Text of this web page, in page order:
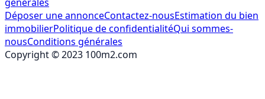
Déposer une annonceContactez-nousEstimation du bien
immobilierPolitique de confidentialitéQui sommes-
nousConditions générales
Copyright © 2023 100m2.com